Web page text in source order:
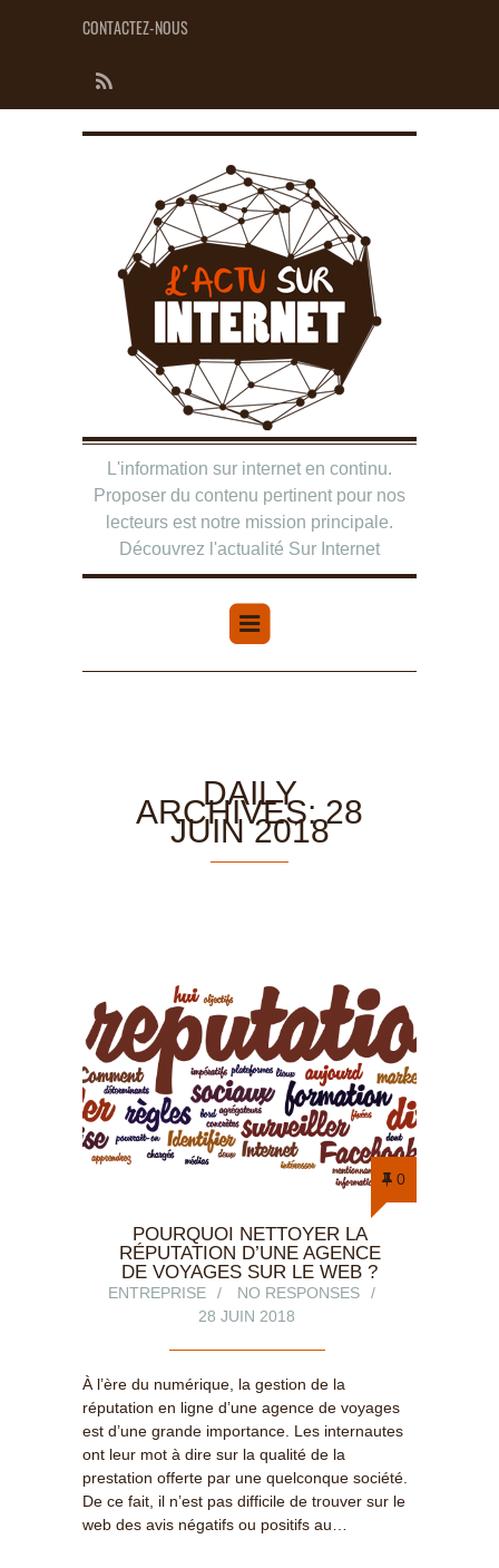
CONTACTEZ-NOUS
L'information sur internet en continu.
Proposer du contenu pertinent pour nos
lecteurs est notre mission principale.
Découvrez l'actualité Sur Internet
DAILY
ARCHIVES: 28
JUIN 2018
0
POURQUOI NETTOYER LA
RÉPUTATION D’UNE AGENCE
DE VOYAGES SUR LE WEB ?
ENTREPRISE
NO RESPONSES
28 JUIN 2018
À l’ère du numérique, la gestion de la
réputation en ligne d’une agence de voyages
est d’une grande importance. Les internautes
ont leur mot à dire sur la qualité de la
prestation offerte par une quelconque société.
De ce fait, il n’est pas difficile de trouver sur le
web des avis négatifs ou positifs au…